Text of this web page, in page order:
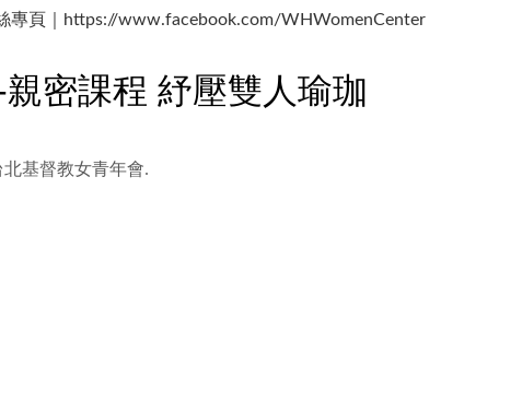
專頁｜https://www.facebook.com/WHWomenCenter